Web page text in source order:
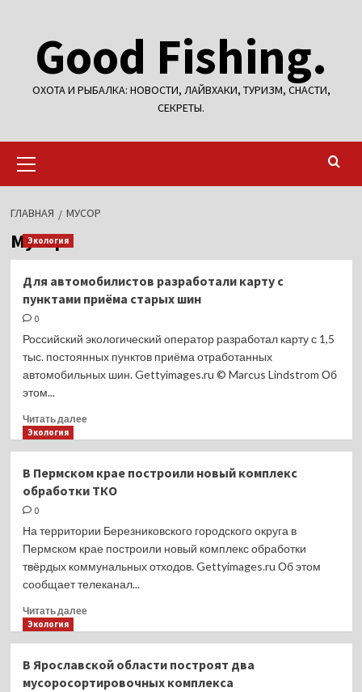
содержимому
Good Fishing.
ОХОТА И РЫБАЛКА: НОВОСТИ, ЛАЙВХАКИ, ТУРИЗМ, СНАСТИ,
СЕКРЕТЫ.
меню
ГЛАВНАЯ МУСОР
Мусор
Экология
Для автомобилистов разработали карту с
пунктами приёма старых шин
0
Российский экологический оператор разработал карту с 1,5
тыс. постоянных пунктов приёма отработанных
автомобильных шин. Gettyimages.ru © Marcus Lindstrom Об
этом...
Читать далееПрочитать
автомобилистов
разработали
пунктами
приёма
старых
шин
Экология
В Пермском крае построили новый комплекс
обработки ТКО
0
На территории Березниковского городского округа в
Пермском крае построили новый комплекс обработки
твёрдых коммунальных отходов. Gettyimages.ru Об этом
сообщает телеканал...
Читать далееПрочитать
Пермском
крае
Экология
В Ярославской области построят два
мусоросортировочных комплекса